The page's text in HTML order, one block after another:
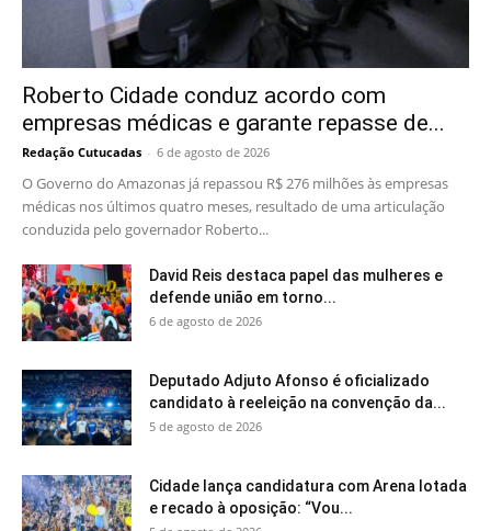
Roberto Cidade conduz acordo com
empresas médicas e garante repasse de...
Redação Cutucadas - 6 de agosto de 2026
O Governo do Amazonas já repassou R$ 276 milhões às empresas
médicas nos últimos quatro meses, resultado de uma articulação
conduzida pelo governador Roberto...
David Reis destaca papel das mulheres e
defende união em torno...
6 de agosto de 2026
Deputado Adjuto Afonso é oficializado
candidato à reeleição na convenção da...
5 de agosto de 2026
Cidade lança candidatura com Arena lotada
e recado à oposição: “Vou...